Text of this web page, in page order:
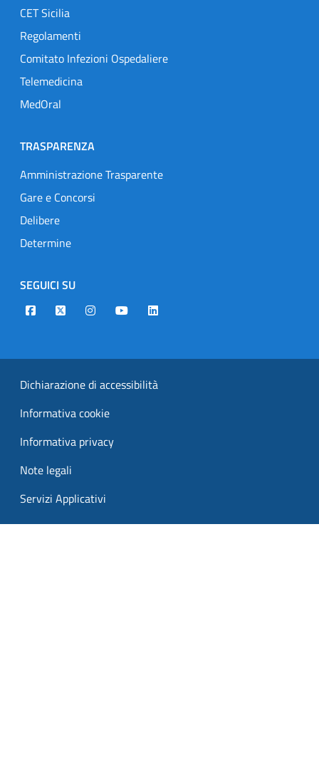
CET Sicilia
Regolamenti
Comitato Infezioni Ospedaliere
Telemedicina
MedOral
TRASPARENZA
Amministrazione Trasparente
Gare e Concorsi
Delibere
Determine
SEGUICI SU
Designers Italia
TwitterInstagramYoutubeLinkedin
Dichiarazione di accessibilità
Informativa cookie
Informativa privacy
Note legali
Servizi Applicativi